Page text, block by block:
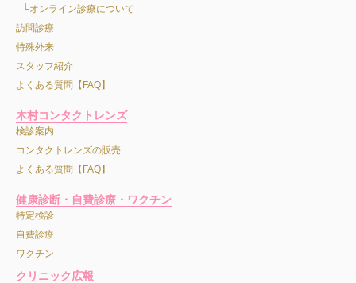
オンライン診療について
訪問診療
特殊外来
スタッフ紹介
よくある質問【FAQ】
木村コンタクトレンズ
検診案内
コンタクトレンズの販売
よくある質問【FAQ】
健康診断・自費診療・ワクチン
特定検診
自費診療
ワクチン
クリニック広報